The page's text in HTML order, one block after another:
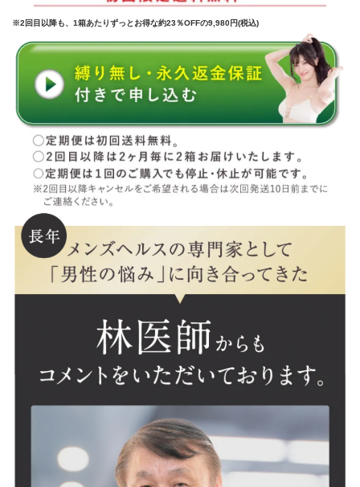
※2回目以降も、1箱あたりずっとお得な約23％OFFの9,980円(税込)